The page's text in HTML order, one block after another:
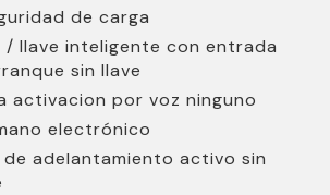
de carga
/ llave inteligente con entrada
sin llave
activacion por voz ninguno
electrónico
de adelantamiento activo sin